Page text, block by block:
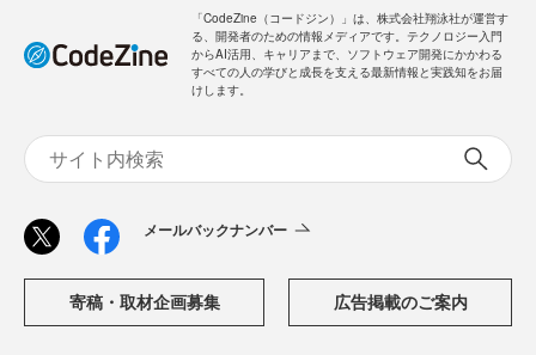
「CodeZine（コードジン）」は、株式会社翔泳社が運営す
る、開発者のための情報メディアです。テクノロジー入門
からAI活用、キャリアまで、ソフトウェア開発にかかわる
すべての人の学びと成長を支える最新情報と実践知をお届
けします。
メールバックナンバー
寄稿・取材企画募集 広告掲載のご案内